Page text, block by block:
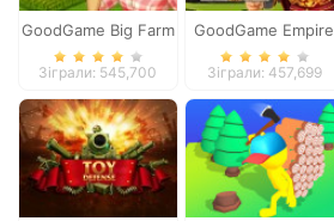
GoodGame Big Farm
Зіграли: 545,700
GoodGame Empire
Зіграли: 457,699